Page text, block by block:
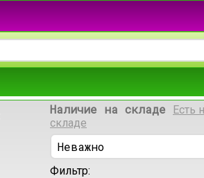
Наличие на складе
Есть
складе
Фильтр: